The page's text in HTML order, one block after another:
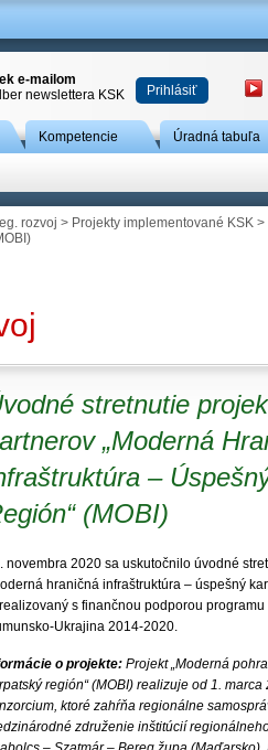
e-mailom
newslettera KSK
Prihlásiť
Kompetencie Úradná tabuľa
rozvoj > Projekty implementované KSK >
stretnutie
„Moderná
–
(MOBI)
novembra 2020 sa uskutočnilo úvodné
hraničná infraštruktúra – úspešný
s finančnou podporou
Ukrajina 2014-2020.
o projekte: Projekt „Moderná
región“ (MOBI) realizuje od 1.
ktoré zahŕňa regionálne
združenie inštitúcií